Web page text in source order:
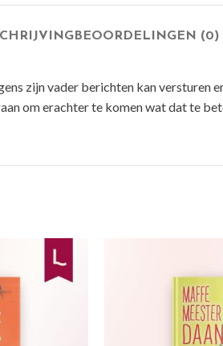
BEOORDELINGEN (0)
zijn vader berichten kan
om erachter te komen wat dat te